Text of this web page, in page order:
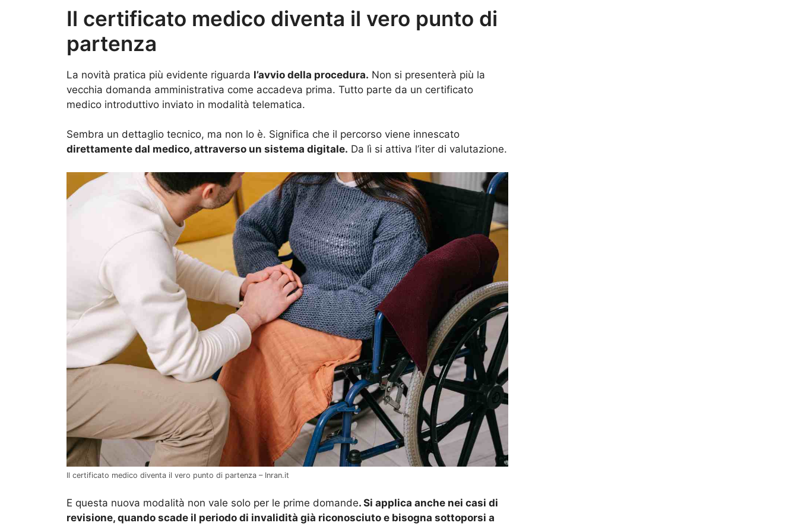
Il certificato medico diventa il vero punto di
partenza
La novità pratica più evidente riguarda l’avvio della procedura. Non si presenterà più la
vecchia domanda amministrativa come accadeva prima. Tutto parte da un certificato
medico introduttivo inviato in modalità telematica.
Sembra un dettaglio tecnico, ma non lo è. Significa che il percorso viene innescato
direttamente dal medico, attraverso un sistema digitale. Da lì si attiva l’iter di valutazione.
Il certificato medico diventa il vero punto di partenza – Inran.it
E questa nuova modalità non vale solo per le prime domande. Si applica anche nei casi di
revisione, quando scade il periodo di invalidità già riconosciuto e bisogna sottoporsi a